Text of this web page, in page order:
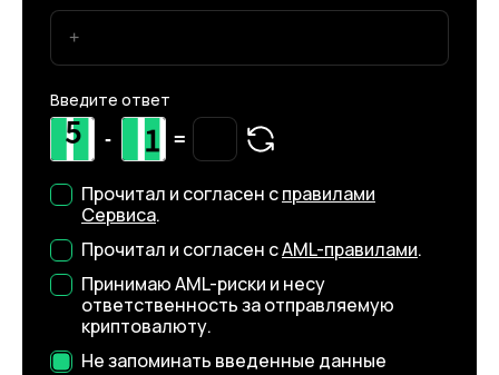
Введите ответ
- =
Прочитал и согласен справилами
Сервиса.
Прочитал и согласен сAML-правилами.
Принимаю AML-риски и несу
ответственность за отправляемую
криптовалюту.
Не запоминать введенные данные